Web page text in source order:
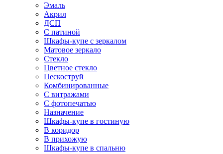
Эмаль
Акрил
ДСП
С патиной
Шкафы-купе с зеркалом
Матовое зеркало
Стекло
Цветное стекло
Пескоструй
Комбинированные
С витражами
С фотопечатью
Назначение
Шкафы-купе в гостиную
В коридор
В прихожую
Шкафы-купе в спальню